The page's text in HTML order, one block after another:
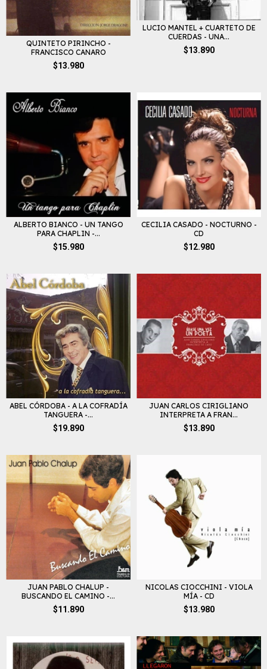
QUINTETO PIRINCHO -
FRANCISCO CANARO
$13.980
LUCIO MANTEL + CUARTETO DE
CUERDAS - UNA...
$13.890
ALBERTO BIANCO - UN TANGO
PARA CHAPLIN -...
$15.980
CECILIA CASADO - NOCTURNO -
CD
$12.980
ABEL CÓRDOBA - A LA COFRADÍA
TANGUERA -...
$19.890
JUAN CARLOS CIRIGLIANO
INTERPRETA A FRAN...
$13.890
JUAN PABLO CHALUP -
BUSCANDO EL CAMINO -...
$11.890
NICOLAS CIOCCHINI - VIOLA
MÍA - CD
$13.980